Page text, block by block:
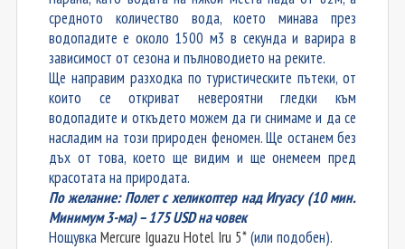
средното количество вода, което минава през
водопадите е около 1500 м3 в секунда и варира в
зависимост от сезона и пълноводието на реките.
Ще направим разходка по туристическите пътеки, от
които се откриват невероятни гледки към
водопадите и откъдето можем да ги снимаме и да се
насладим на този природен феномен. Ще останем без
дъх от това, което ще видим и ще онемеем пред
красотата на природата.
По желание: Полет с хеликоптер над Игуасу (10 мин.
Минимум 3-ма) – 175USDна човек
НощувкаMercure Iguazu Hotel Iru 5*(или подобен).